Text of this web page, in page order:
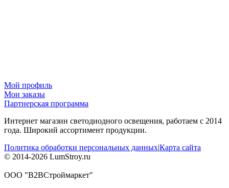
Мой профиль
Мои заказы
Партнерская программа
Интернет магазин светодиодного освещения, работаем с 2014
года. Широкий ассортимент продукции.
Политика обработки персональных данных|Карта сайта
© 2014-2026 LumStroy.ru
ООО "В2ВСтроймаркет"